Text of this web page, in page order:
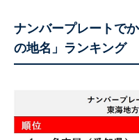
ナンバープレートで
の地名」ランキング